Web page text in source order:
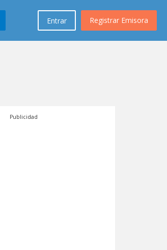
Registrar Emisora
Entrar
Publicidad